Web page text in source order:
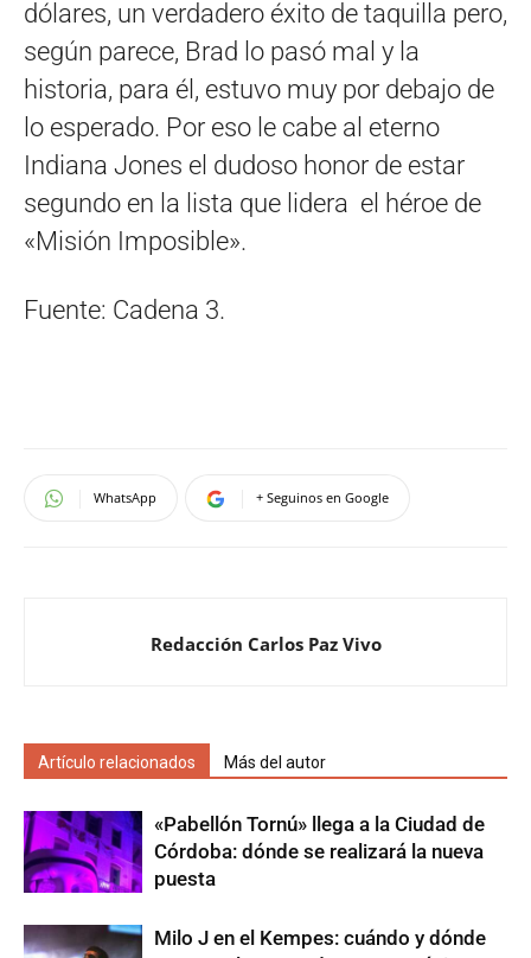
dólares, un verdadero éxito de taquilla pero,
según parece, Brad lo pasó mal y la
historia, para él, estuvo muy por debajo de
lo esperado. Por eso le cabe al eterno
Indiana Jones el dudoso honor de estar
segundo en la lista que lidera el héroe de
«Misión Imposible».
Fuente: Cadena 3.
WhatsApp + Seguinos en Google
Redacción Carlos Paz Vivo
Artículo relacionados Más del autor
«Pabellón Tornú» llega a la Ciudad de
Córdoba: dónde se realizará la nueva
puesta
Milo J en el Kempes: cuándo y dónde